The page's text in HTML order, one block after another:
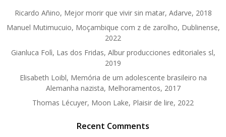
Ricardo Añino, Mejor morir que vivir sin matar, Adarve, 2018
Manuel Mutimucuio, Moçambique com z de zarolho, Dublinense,
2022
Gianluca Folì, Las dos Fridas, Albur producciones editoriales sl,
2019
Elisabeth Loibl, Memória de um adolescente brasileiro na
Alemanha nazista, Melhoramentos, 2017
Thomas Lécuyer, Moon Lake, Plaisir de lire, 2022
Recent Comments